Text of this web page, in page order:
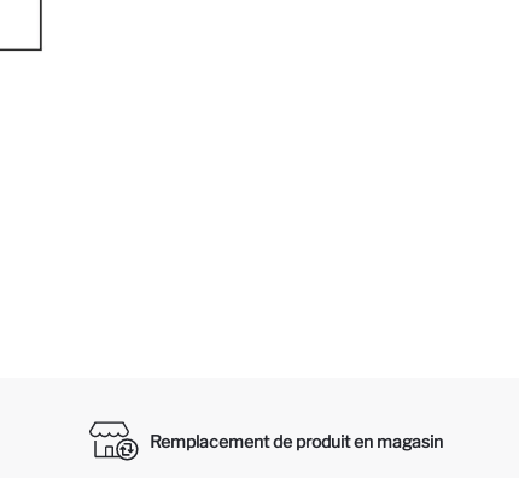
Remplacement de produit en magasin